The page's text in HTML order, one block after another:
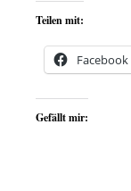
Teilen mit:
Facebook
Gefällt mir: